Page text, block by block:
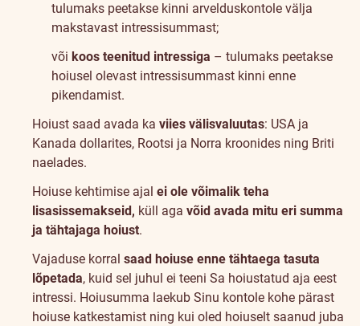
tulumaks peetakse kinni arvelduskontole välja
makstavast intressisummast;
või koos teenitud intressiga – tulumaks peetakse
hoiusel olevast intressisummast kinni enne
pikendamist.
Hoiust saad avada ka viies välisvaluutas: USA ja
Kanada dollarites, Rootsi ja Norra kroonides ning Briti
naelades.
Hoiuse kehtimise ajal ei ole võimalik teha
lisasissemakseid, küll aga võid avada mitu eri summa
ja tähtajaga hoiust.
Vajaduse korral saad hoiuse enne tähtaega tasuta
lõpetada, kuid sel juhul ei teeni Sa hoiustatud aja eest
intressi. Hoiusumma laekub Sinu kontole kohe pärast
hoiuse katkestamist ning kui oled hoiuselt saanud juba